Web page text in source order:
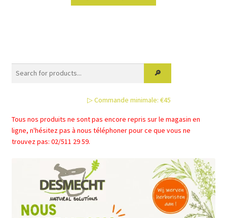
▷ Commande minimale: €45
Tous nos produits ne sont pas encore repris sur le magasin en
ligne, n'hésitez pas à nous téléphoner pour ce que vous ne
trouvez pas: 02/511 29 59.